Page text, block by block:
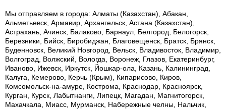
Мы отправляем в города: Алматы (Казахстан), Абакан,
Альметьевск, Армавир, Архангельск, Астана (Казахстан),
Астрахань, Ачинск, Балаково, Барнаул, Белгород, Белогорск,
Березники, Бийск, Биробиджан, Благовещенск, Братск, Брянск,
Буденновск, Великий Новгород, Вельск, Владивосток, Владимир,
Волгоград, Волжский, Вологда, Воронеж, Глазов, Екатеринбург,
Иваново, Ижевск, Иркутск, Йошкар-ола, Казань, Калининград,
Калуга, Кемерово, Керчь (Крым), Кипарисово, Киров,
Комсомольск-на-амуре, Кострома, Краснодар, Красноярск,
Курган, Курск, Лабытнанги, Липецк, Магадан, Магнитогорск,
Махачкала, Миасс, Мурманск, Набережные челны, Нальчик,